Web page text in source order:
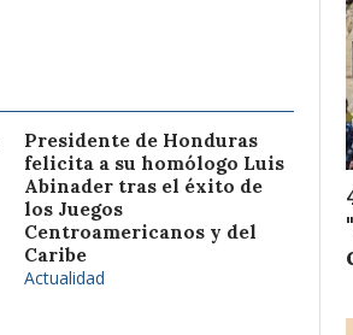
Presidente de Honduras
felicita a su homólogo Luis
Abinader tras el éxito de
los Juegos
Centroamericanos y del
Caribe
Actualidad